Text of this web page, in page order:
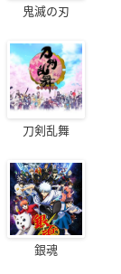
鬼滅の刃
刀剣乱舞
銀魂